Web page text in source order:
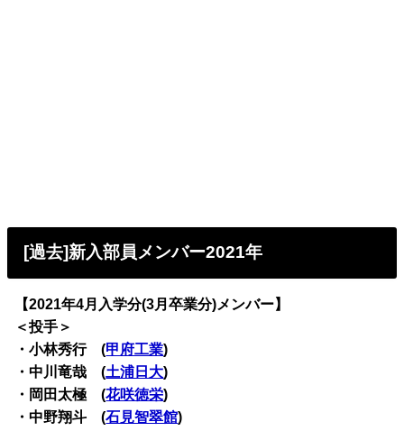
[過去]新入部員メンバー2021年
【2021年4月入学分(3月卒業分)メンバー】
＜投手＞
・小林秀行 (甲府工業)
・中川竜哉 (土浦日大)
・岡田太極 (花咲徳栄)
・中野翔斗 (石見智翠館)